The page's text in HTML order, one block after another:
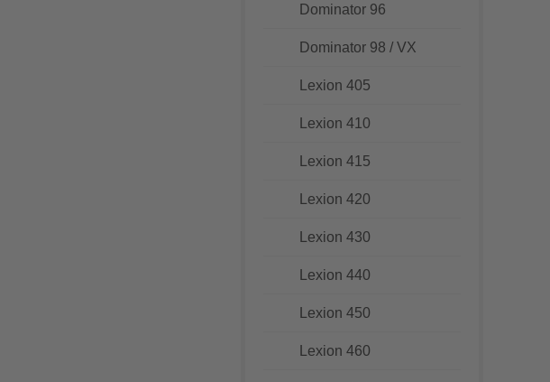
Dominator 96
Dominator 98 / VX
Lexion 405
Lexion 410
Lexion 415
Lexion 420
Lexion 430
Lexion 440
Lexion 450
Lexion 460